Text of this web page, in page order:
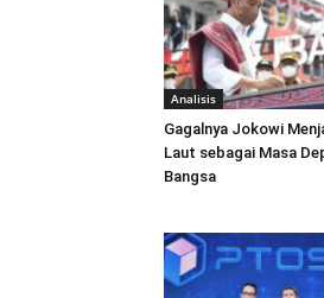
Analisis
Gagalnya Jokowi
Laut sebagai Masa
Bangsa